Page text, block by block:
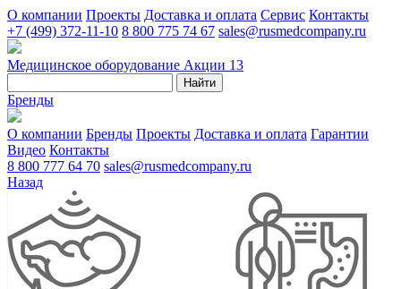
О компании Проекты Доставка и оплата Сервис Контакты
+7 (499) 372-11-10 8 800 775 74 67 sales@rusmedcompany.ru
Медицинское оборудование Акции 13
Найти
Бренды
О компании Бренды Проекты Доставка и оплата Гарантии
Видео Контакты
8 800 777 64 70 sales@rusmedcompany.ru
Назад